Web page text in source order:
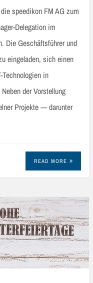
speedikon FM AG zum
Delegation im
Die Geschäftsführer und
eingeladen, sich einen
in
der Vorstellung
Projekte — darunter
READ MORE